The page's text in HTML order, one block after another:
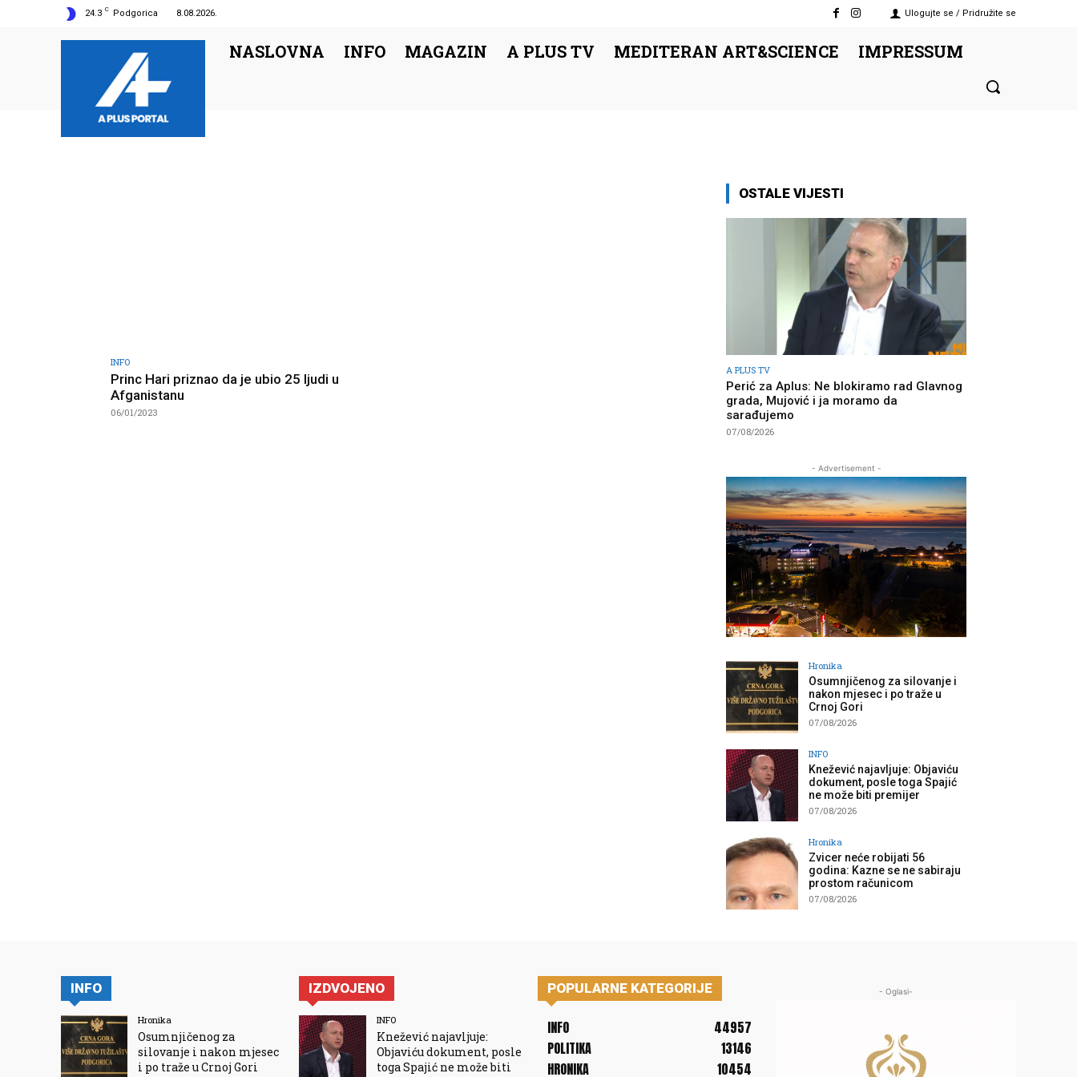
24.3 C Podgorica 8.08.2026. Ulogujte se / Pridružite se
NASLOVNA INFO MAGAZIN A PLUS TV MEDITERAN ART&SCIENCE IMPRESSUM
INFO
Princ Hari priznao da je ubio 25 ljudi u
Afganistanu
06/01/2023
OSTALE VIJESTI
A PLUS TV
Perić za Aplus: Ne blokiramo rad Glavnog
grada, Mujović i ja moramo da
sarađujemo
07/08/2026
- Advertisement -
Hronika
Osumnjičenog za silovanje i
nakon mjesec i po traže u
Crnoj Gori
07/08/2026
INFO
Knežević najavljuje: Objaviću
dokument, posle toga Spajić
ne može biti premijer
07/08/2026
Hronika
Zvicer neće robijati 56
godina: Kazne se ne sabiraju
prostom računicom
07/08/2026
INFO
Hronika
Osumnjičenog za
silovanje i nakon mjesec
i po traže u Crnoj Gori
IZDVOJENO
INFO
Knežević najavljuje:
Objaviću dokument, posle
toga Spajić ne može biti
POPULARNE KATEGORIJE
INFO
44957
POLITIKA
13146
HRONIKA
10454
- Oglasi-